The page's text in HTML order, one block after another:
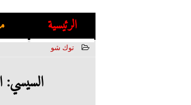
الرئيسية
توك شو
السيسي: